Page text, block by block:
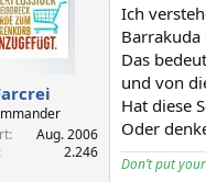
i
o
n
e
n
:
Aug. 2006
2.246
Ich
Barrakuda
Das
und von
Hat diese
Oder
Don’t put